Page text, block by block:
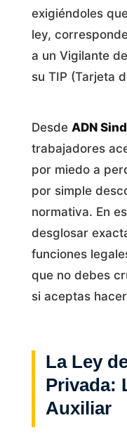
exigiéndoles
ley,
a un Vigilante
su TIP (Tarjeta
Desde ADN
trabajadores
por miedo a
por simple
normativa. En
desglosar
funciones
que no debes
si aceptas
La Ley
Privada:
Auxiliar